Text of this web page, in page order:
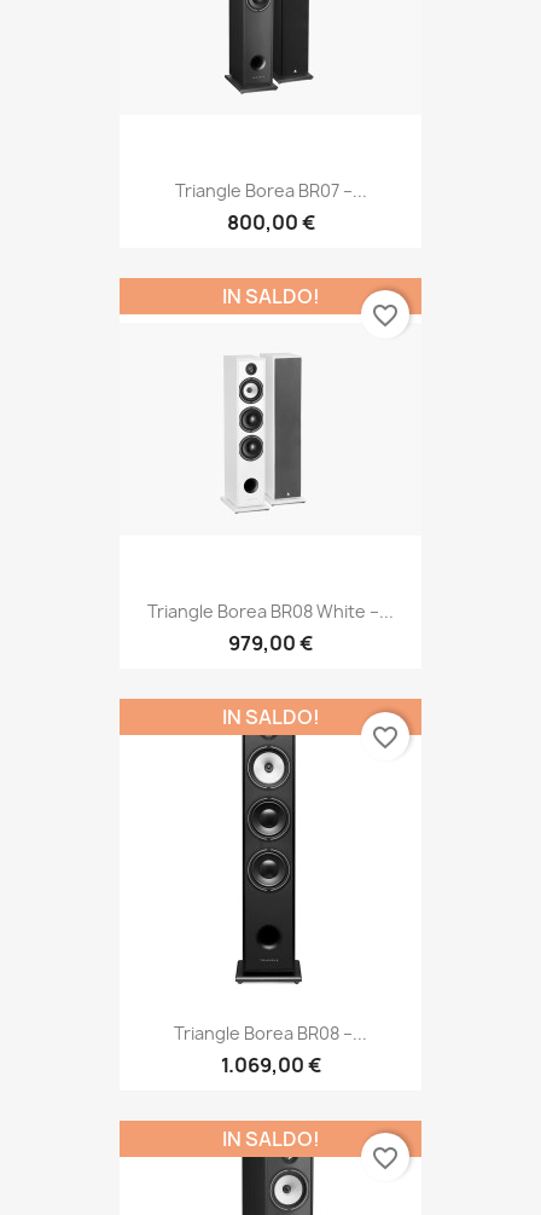
Triangle Borea BR07 –...
800,00 €
Triangle Borea BR08 White –...
979,00 €
IN SALDO!
favorite_border
Triangle Borea BR08 –...
1.069,00 €
IN SALDO!
favorite_border
IN SALDO!
favorite_border